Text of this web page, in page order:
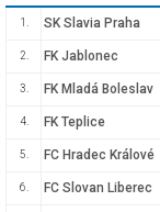
1. SK Slavia Praha
2. FK Jablonec
3. FK Mladá Boleslav
4. FK Teplice
5. FC Hradec Králové
6. FC Slovan Liberec